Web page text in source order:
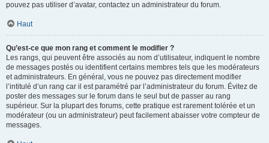
pouvez pas utiliser d’avatar, contactez un administrateur du forum.
Haut
Qu’est-ce que mon rang et comment le modifier ?
Les rangs, qui peuvent être associés au nom d’utilisateur, indiquent le nombre
de messages postés ou identifient certains membres tels que les modérateurs
et administrateurs. En général, vous ne pouvez pas directement modifier
l’intitulé d’un rang car il est paramétré par l’administrateur du forum. Évitez de
poster des messages sur le forum dans le seul but de passer au rang
supérieur. Sur la plupart des forums, cette pratique est rarement tolérée et un
modérateur (ou un administrateur) peut facilement abaisser votre compteur de
messages.